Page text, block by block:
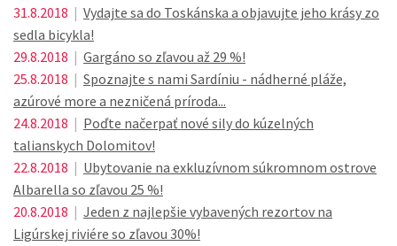
31.8.2018 | Vydajte sa do Toskánska a objavujte jeho krásy zo
sedla bicykla!
29.8.2018 | Gargáno so zľavou až 29 %!
25.8.2018 | Spoznajte s nami Sardíniu - nádherné pláže,
azúrové more a nezničená príroda...
24.8.2018 | Poďte načerpať nové sily do kúzelných
talianskych Dolomitov!
22.8.2018 | Ubytovanie na exkluzívnom súkromnom ostrove
Albarella so zľavou 25 %!
20.8.2018 | Jeden z najlepšie vybavených rezortov na
Ligúrskej riviére so zľavou 30%!